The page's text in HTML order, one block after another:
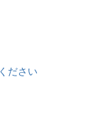
ださい